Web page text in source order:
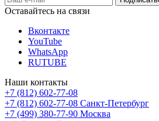
Оставайтесь на связи
Вконтакте
YouTube
WhatsApp
RUTUBE
Наши контакты
+7 (812) 602-77-08
+7 (812) 602-77-08 Санкт-Петербург
+7 (499) 380-77-90 Москва